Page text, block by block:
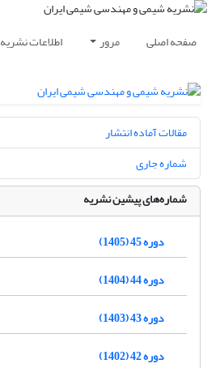
صفحه اصلی مرور اطلاعات نشریه
مقالات آماده انتشار
شماره جاری
شماره‌های پیشین نشریه
دوره 45 (1405)
دوره 44 (1404)
دوره 43 (1403)
دوره 42 (1402)